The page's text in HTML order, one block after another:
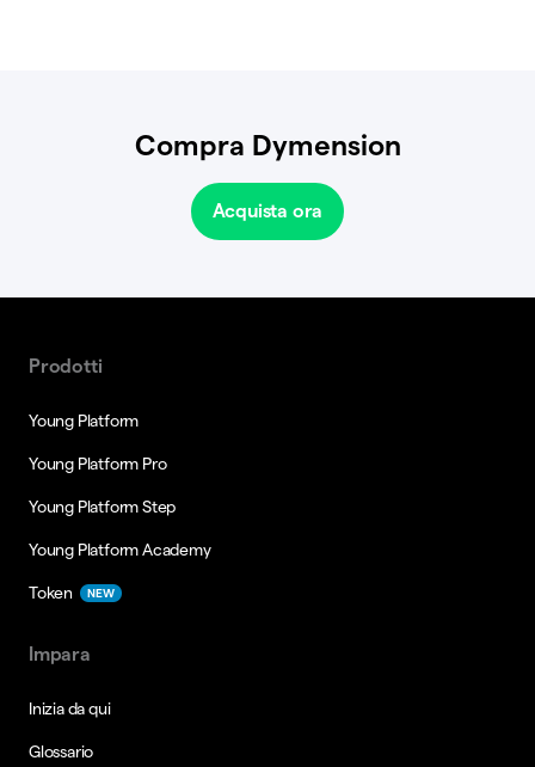
Compra Dymension
Acquista ora
Prodotti
Young Platform
Young Platform Pro
Young Platform Step
Young Platform Academy
Token NEW
Impara
Inizia da qui
Glossario